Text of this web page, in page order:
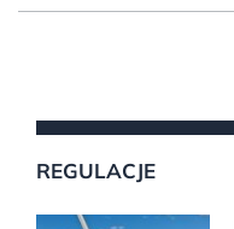
REGULACJE